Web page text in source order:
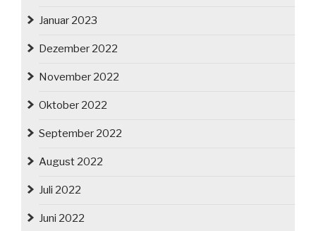
Januar 2023
Dezember 2022
November 2022
Oktober 2022
September 2022
August 2022
Juli 2022
Juni 2022